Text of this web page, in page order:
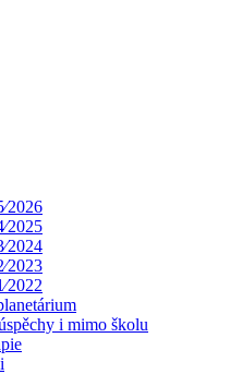
i mimo školu